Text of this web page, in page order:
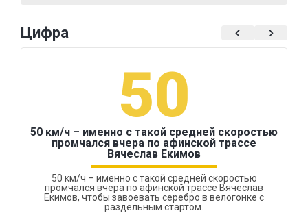
Цифра
50
50 км/ч – именно с такой средней скоростью
промчался вчера по афинской трассе
Вячеслав Екимов
50 км/ч – именно с такой средней скоростью
промчался вчера по афинской трассе Вячеслав
Екимов, чтобы завоевать серебро в велогонке с
раздельным стартом.